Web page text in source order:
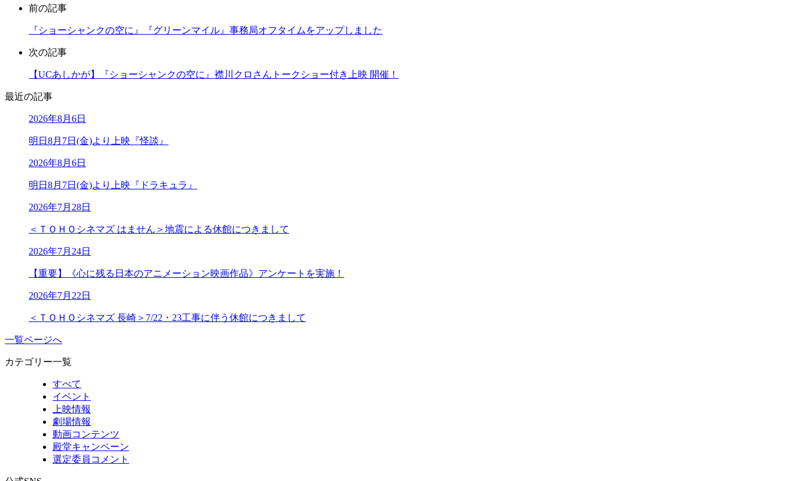
前の記事
『ショーシャンクの空に』『グリーンマイル』事務局オフタイムをアップしました
次の記事
【UCあしかが】『ショーシャンクの空に』襟川クロさんトークショー付き上映 開催！
最近の記事
2026年8月6日
明日8月7日(金)より上映『怪談』
2026年8月6日
明日8月7日(金)より上映『ドラキュラ』
2026年7月28日
＜ＴＯＨＯシネマズ はません＞地震による休館につきまして
2026年7月24日
【重要】《心に残る日本のアニメーション映画作品》アンケートを実施！
2026年7月22日
＜ＴＯＨＯシネマズ 長崎＞7/22・23工事に伴う休館につきまして
一覧ページへ
カテゴリー一覧
すべて
イベント
上映情報
劇場情報
動画コンテンツ
殿堂キャンペーン
選定委員コメント